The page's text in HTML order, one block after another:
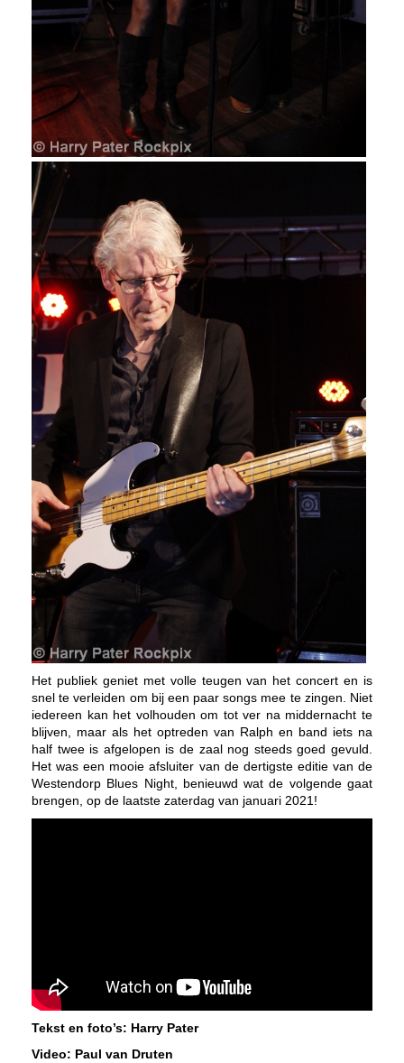
Het publiek geniet met volle teugen van het concert en is
snel te verleiden om bij een paar songs mee te zingen. Niet
iedereen kan het volhouden om tot ver na middernacht te
blijven, maar als het optreden van Ralph en band iets na
half twee is afgelopen is de zaal nog steeds goed gevuld.
Het was een mooie afsluiter van de dertigste editie van de
Westendorp Blues Night, benieuwd wat de volgende gaat
brengen, op de laatste zaterdag van januari 2021!
Tekst en foto’s: Harry Pater
Video: Paul van Druten